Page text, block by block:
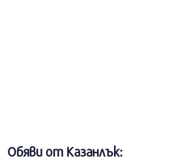
Обяви от Казанлък: